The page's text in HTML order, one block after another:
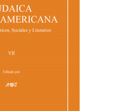
אפרים זדוף